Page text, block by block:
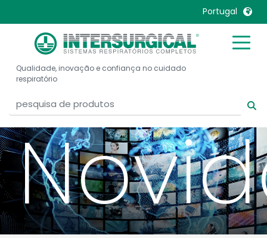
Portugal
United Kingdom
United States
België, Nederlands
Belgique, Français
Canada, English
Canada, Français
China
Colombia
Denmark
Malaysia
Mexico
Nederlands
Norway
Portugal
Russia
Qualidade, inovação e confiança no cuidado
respiratório